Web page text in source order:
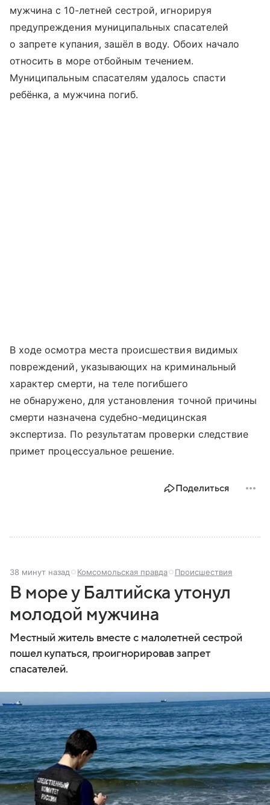
мужчина с 10-летней сестрой, игнорируя
предупреждения муниципальных спасателей
о запрете купания, зашёл в воду. Обоих начало
относить в море отбойным течением.
Муниципальным спасателям удалось спасти
ребёнка, а мужчина погиб.
В ходе осмотра места происшествия видимых
повреждений, указывающих на криминальный
характер смерти, на теле погибшего
не обнаружено, для установления точной причины
смерти назначена судебно-медицинская
экспертиза. По результатам проверки следствие
примет процессуальное решение.
Поделиться
38 минут назад Комсомольская правда Происшествия
В море у Балтийска утонул
молодой мужчина
Местный житель вместе с малолетней сестрой
пошел купаться, проигнорировав запрет
спасателей.